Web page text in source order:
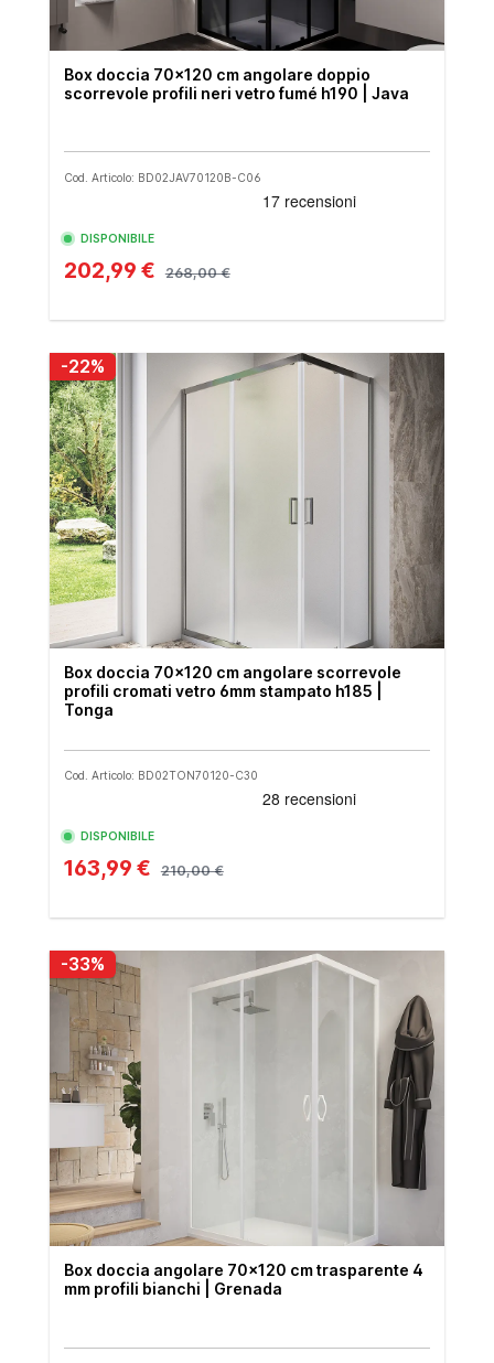
Box doccia 70x120 cm angolare doppio
scorrevole profili neri vetro fumé h190 | Java
Cod. Articolo: BD02JAV70120B-C06
DISPONIBILE
202,99 € 268,00 €
-22%
Box doccia 70x120 cm angolare scorrevole
profili cromati vetro 6mm stampato h185 |
Tonga
Cod. Articolo: BD02TON70120-C30
DISPONIBILE
163,99 € 210,00 €
-33%
Box doccia angolare 70x120 cm trasparente 4
mm profili bianchi | Grenada